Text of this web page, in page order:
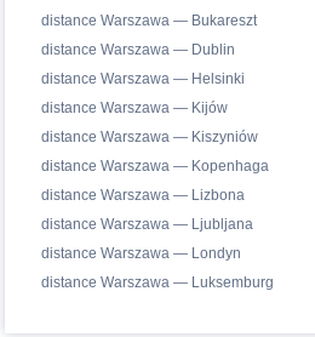
distance Warszawa — Bukareszt
distance Warszawa — Dublin
distance Warszawa — Helsinki
distance Warszawa — Kijów
distance Warszawa — Kiszyniów
distance Warszawa — Kopenhaga
distance Warszawa — Lizbona
distance Warszawa — Ljubljana
distance Warszawa — Londyn
distance Warszawa — Luksemburg